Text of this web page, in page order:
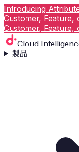
Introducing
Customer, Feature,
Customer, Feature,
Cloud
製品